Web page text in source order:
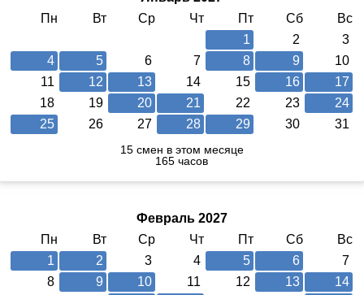
Пн
Вт Ср Чт Пт Сб
Вс
1
2
3
4
5 6 7 8 9
10
11
12 13 14 15 16
17
18
19 20 21 22 23
24
25
26 27 28 29 30 31
15 смен в этом месяце
165 часов
Февраль 2027
Пн
Вт Ср Чт Пт Сб
Вс
1
2 3 4 5 6
7
8
9 10 11 12 13
14